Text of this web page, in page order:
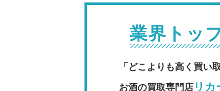
業界トッ
「どこよりも高く買い
お酒の買取専門店 リカ